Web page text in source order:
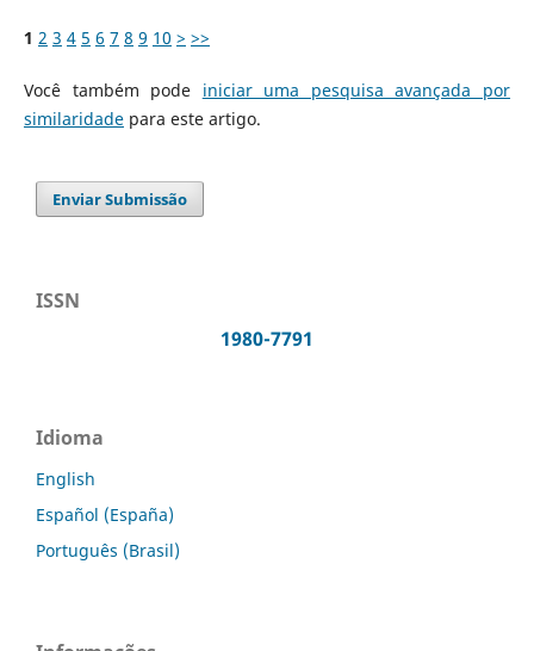
1 2 3 4 5 6 7 8 9 10 > >>
Você também pode iniciar uma pesquisa avançada por
similaridadepara este artigo.
Enviar Submissão
ISSN
1980-7791
Idioma
English
Español (España)
Português (Brasil)